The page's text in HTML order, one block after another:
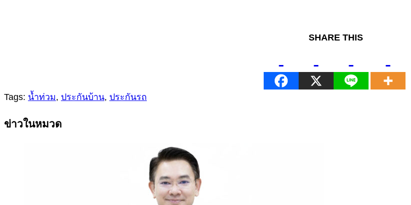
SHARE THIS
Tags: น้ำท่วม, ประกันบ้าน, ประกันรถ
Continue
ข่าวในหมวด